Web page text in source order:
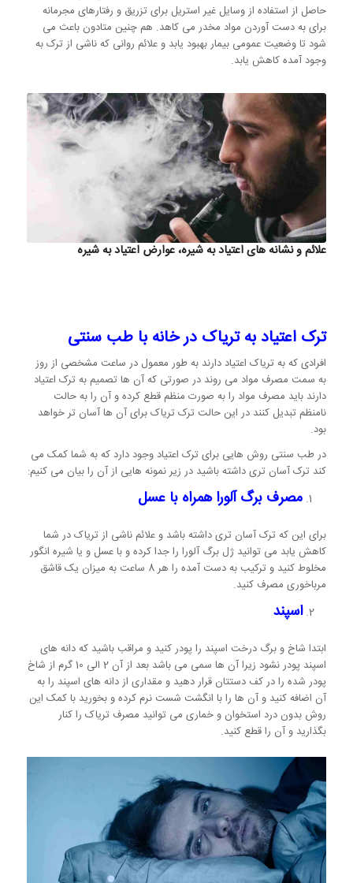
حاصل از استفاده از وسایل غیر استریل برای تزریق و رفتارهای مجرمانه
برای به دست آوردن مواد مخدر می کاهد. هم چنین متادون باعث می
شود تا وضعیت عمومی بیمار بهبود یابد و علائم روانی که ناشی از ترک به
وجود آمده کاهش یابد.
علائم و نشانه های اعتیاد به شیره، عوارض اعتیاد به شیره
ترک اعتیاد به تریاک در خانه با طب سنتی
افرادی که به تریاک اعتیاد دارند به طور معمول در ساعت مشخصی از روز
به سمت مصرف مواد می روند در صورتی که آن ها تصمیم به ترک اعتیاد
دارند باید مصرف مواد را به صورت منظم قطع کرده و آن را به حالت
نامنظم تبدیل کنند در این حالت ترک تریاک برای آن ها آسان تر خواهد
بود.
در طب سنتی روش هایی برای ترک اعتیاد وجود دارد که به شما کمک می
کند ترک آسان تری داشته باشید در زیر نمونه هایی از آن را بیان می کنیم:
مصرف برگ آلورا همراه با عسل
برای این که ترک آسان تری داشته باشد و علائم ناشی از تریاک در شما
کاهش یابد می توانید ژل برگ آلورا را جدا کرده و با عسل و یا شیره انگور
مخلوط کنید و ترکیب به دست آمده را هر 8 ساعت به میزان یک قاشق
مرباخوری مصرف کنید.
اسپند
ابتدا شاخ و برگ درخت اسپند را پودر کنید و مراقب باشید که دانه های
اسپند پودر نشود زیرا آن ها سمی می باشد بعد از آن 2 الی 10 گرم از شاخ
پودر شده را در کف دستتان قرار دهید و مقداری از دانه های اسپند را به
آن اضافه کنید و آن ها را با انگشت شست نرم کرده و بخورید با کمک این
روش بدون درد استخوان و خماری می توانید مصرف تریاک را کنار
بگذارید و آن را قطع کنید.